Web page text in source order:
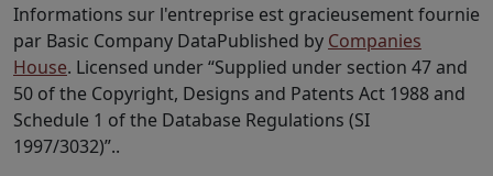
Informations sur l'entreprise est gracieusement fournie
par Basic Company DataPublished by Companies
House. Licensed under “Supplied under section 47 and
50 of the Copyright, Designs and Patents Act 1988 and
Schedule 1 of the Database Regulations (SI
1997/3032)”..